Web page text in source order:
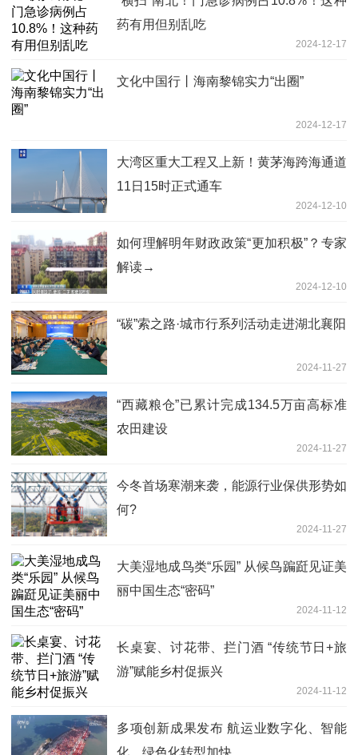
药有用但别乱吃
2024-12-17
文化中国行丨海南黎锦实力“出圈”
2024-12-17
大湾区重大工程又上新！黄茅海跨海通道
11日15时正式通车
2024-12-10
如何理解明年财政政策“更加积极”？专家
解读→
2024-12-10
“碳”索之路·城市行系列活动走进湖北襄阳
2024-11-27
“西藏粮仓”已累计完成134.5万亩高标准
农田建设
2024-11-27
今冬首场寒潮来袭，能源行业保供形势如
何?
2024-11-27
大美湿地成鸟类“乐园” 从候鸟蹁跹见证美
丽中国生态“密码”
2024-11-12
长桌宴、讨花带、拦门酒 “传统节日+旅
游”赋能乡村促振兴
2024-11-12
多项创新成果发布 航运业数字化、智能
化、绿色化转型加快